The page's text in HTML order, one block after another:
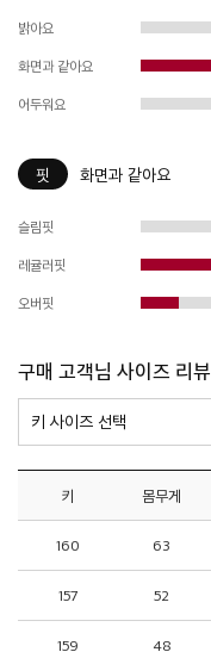
밝아요
화면과 같아요
어두워요
핏 화면과 같아요
슬림핏
레귤러핏
오버핏
구매 고객님 사이즈 리뷰
키 몸무게
160 63
157 52
159 48